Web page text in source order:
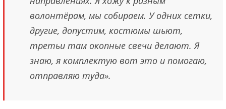
волонтёрам, мы собираем. У одних сетки,
другие, допустим, костюмы шьют,
третьи там окопные свечи делают. Я
знаю, я комплектую вот это и помогаю,
отправляю туда».